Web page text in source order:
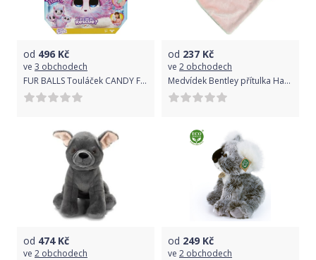
od 496 Kč
ve 3 obchodech
FUR BALLS Touláček CANDY FLOSS
od 237 Kč
ve 2 obchodech
Medvídek Bentley přítulka Happy Horse 28 cm Růžová
od 474Kč
ve 2 obchodech
od 249 Kč
ve 2 obchodech